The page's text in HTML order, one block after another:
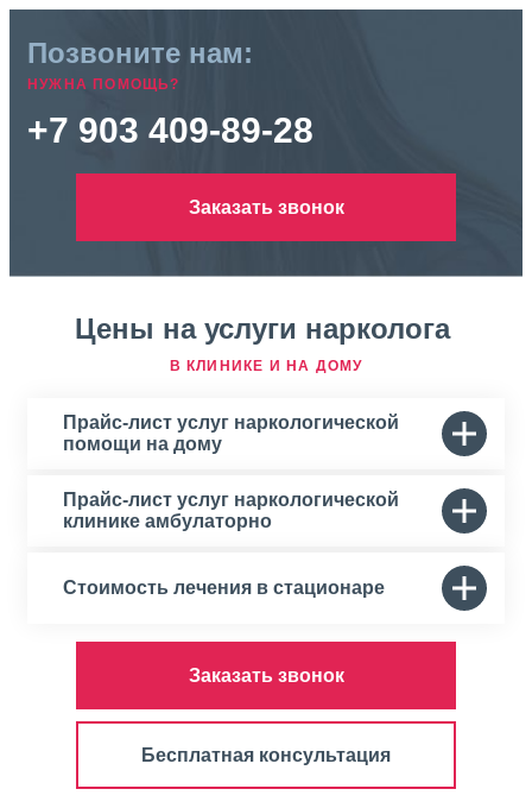
Позвоните нам:
НУЖНА ПОМОЩЬ?
+7 903 409-89-28
Заказать звонок
Цены на услуги нарколога
В КЛИНИКЕ И НА ДОМУ
Прайс-лист услуг наркологической
помощи на дому
Прайс-лист услуг наркологической
клинике амбулаторно
Стоимость лечения в стационаре
Заказать звонок
Бесплатная консультация